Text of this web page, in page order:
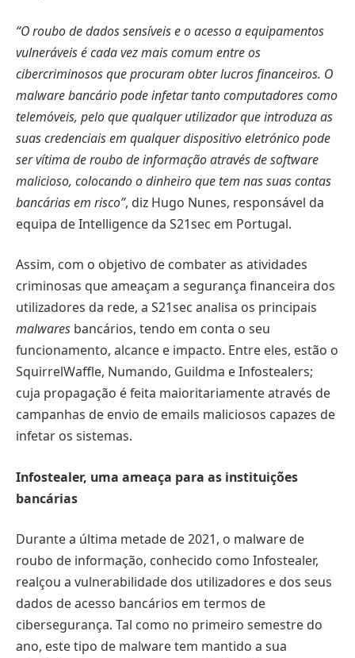
“O roubo de dados sensíveis e o acesso a equipamentos
vulneráveis é cada vez mais comum entre os
cibercriminosos que procuram obter lucros financeiros. O
malware bancário pode infetar tanto computadores como
telemóveis, pelo que qualquer utilizador que introduza as
suas credenciais em qualquer dispositivo eletrónico pode
ser vítima de roubo de informação através de software
malicioso, colocando o dinheiro que tem nas suas contas
bancárias em risco”, diz Hugo Nunes, responsável da
equipa de Intelligence da S21sec em Portugal.
Assim, com o objetivo de combater as atividades
criminosas que ameaçam a segurança financeira dos
utilizadores da rede, a S21sec analisa os principais
malwares bancários, tendo em conta o seu
funcionamento, alcance e impacto. Entre eles, estão o
SquirrelWaffle, Numando, Guildma e Infostealers;
cuja propagação é feita maioritariamente através de
campanhas de envio de emails maliciosos capazes de
infetar os sistemas.
Infostealer, uma ameaça para as instituições
bancárias
Durante a última metade de 2021, o malware de
roubo de informação, conhecido como Infostealer,
realçou a vulnerabilidade dos utilizadores e dos seus
dados de acesso bancários em termos de
cibersegurança. Tal como no primeiro semestre do
ano, este tipo de malware tem mantido a sua